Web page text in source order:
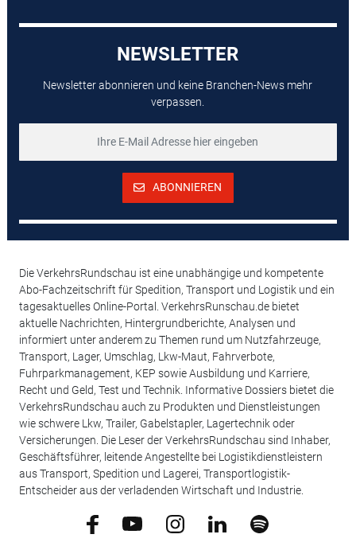
NEWSLETTER
Newsletter abonnieren und keine Branchen-News mehr
verpassen.
ABONNIEREN
Die VerkehrsRundschau ist eine unabhängige und kompetente
Abo-Fachzeitschrift für Spedition, Transport und Logistik und ein
tagesaktuelles Online-Portal. VerkehrsRunschau.de bietet
aktuelle Nachrichten, Hintergrundberichte, Analysen und
informiert unter anderem zu Themen rund um Nutzfahrzeuge,
Transport, Lager, Umschlag, Lkw-Maut, Fahrverbote,
Fuhrparkmanagement, KEP sowie Ausbildung und Karriere,
Recht und Geld, Test und Technik. Informative Dossiers bietet die
VerkehrsRundschau auch zu Produkten und Dienstleistungen
wie schwere Lkw, Trailer, Gabelstapler, Lagertechnik oder
Versicherungen. Die Leser der VerkehrsRundschau sind Inhaber,
Geschäftsführer, leitende Angestellte bei Logistikdienstleistern
aus Transport, Spedition und Lagerei, Transportlogistik-
Entscheider aus der verladenden Wirtschaft und Industrie.